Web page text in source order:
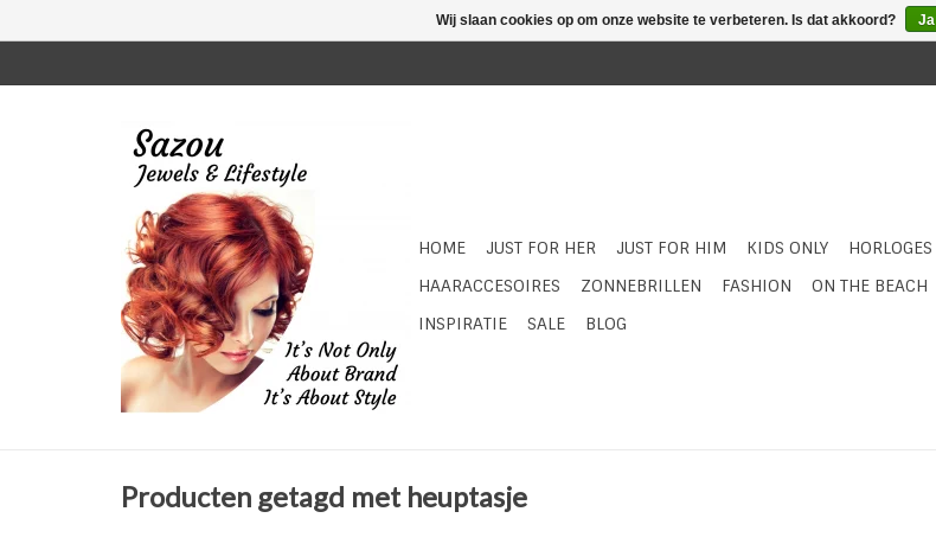
HOME JUST FOR HER JUST FOR HIM KIDS ONLY HORLOGES
HAARACCESOIRES
ZONNEBRILLEN FASHION ON THE BEACH
INSPIRATIE
SALE BLOG
Producten getagd met heuptasje
Wij slaan cookies op om onze website te verbeteren. Is dat akkoord? Ja